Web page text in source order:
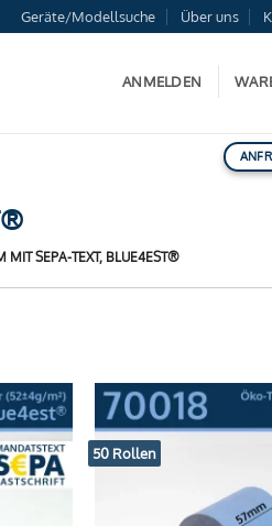
Geräte/Modellsuche Über uns
ANMELDEN
MIT SEPA-TEXT, BLUE4EST®
50 Rollen